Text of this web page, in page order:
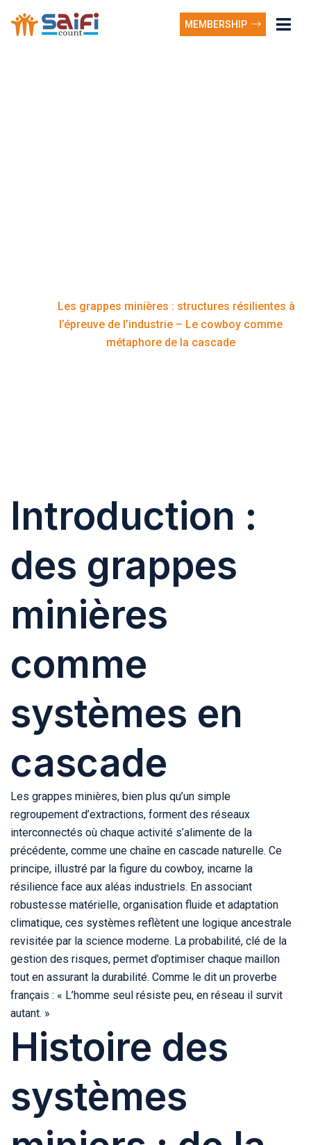
MEMBERSHIP
Les grappes minières : structures résilientes à
l’épreuve de l’industrie – Le cowboy comme
métaphore de la cascade
Introduction :
des grappes
minières
comme
systèmes en
cascade
Les grappes minières, bien plus qu’un simple
regroupement d’extractions, forment des réseaux
interconnectés où chaque activité s’alimente de la
précédente, comme une chaîne en cascade naturelle. Ce
principe, illustré par la figure du cowboy, incarne la
résilience face aux aléas industriels. En associant
robustesse matérielle, organisation fluide et adaptation
climatique, ces systèmes reflètent une logique ancestrale
revisitée par la science moderne. La probabilité, clé de la
gestion des risques, permet d’optimiser chaque maillon
tout en assurant la durabilité. Comme le dit un proverbe
français : « L’homme seul résiste peu, en réseau il survit
autant. »
Histoire des
systèmes